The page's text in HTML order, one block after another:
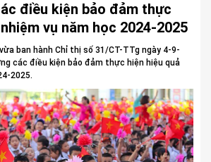
điều kiện bảo đảm thực
vụ năm học 2024-2025
ban hành Chỉ thị số 31/CT-TTg ngày 4-9-
các điều kiện bảo đảm thực hiện hiệu quả
2025.